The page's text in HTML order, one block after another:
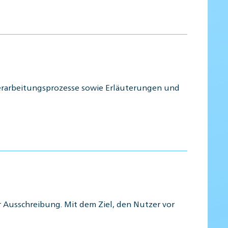
sowie Erläuterungen und
Mit dem Ziel, den Nutzer vor